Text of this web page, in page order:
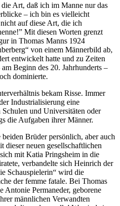
Art, daß ich im Manne nur das
– ich bin es vielleicht
auf diese Art, die ich
Mit diesen Worten grenzt
in Thomas Manns 1924
von einem Männerbild ab,
entwickelt hatte und zu Zeiten
Beginn des 20. Jahrhunderts –
dominierte.
bekam Risse. Immer
Industrialisierung eine
und Universitäten oder
die Aufgaben ihrer Männer.
Brüder persönlich, aber auch
dieser neuen gesellschaftlichen
mit Katia Pringsheim in die
verbandelte sich Heinrich der
Schauspielerin“ wird die
der femme fatale. Bei Thomas
Antonie Permaneder, geborene
männlichen Verwandten